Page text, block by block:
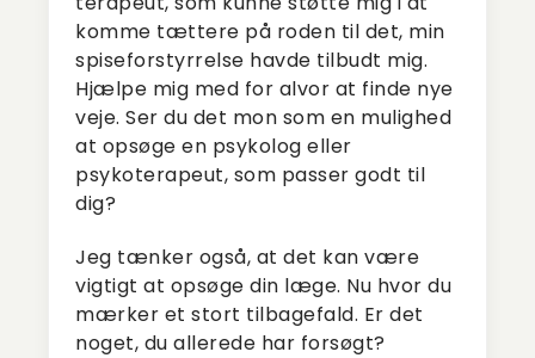
komme tættere på roden til det, min
spiseforstyrrelse havde tilbudt mig.
Hjælpe mig med for alvor at finde nye
veje. Ser du det mon som en mulighed
at opsøge en psykolog eller
psykoterapeut, som passer godt til
dig?
Jeg tænker også, at det kan være
vigtigt at opsøge din læge. Nu hvor du
mærker et stort tilbagefald. Er det
noget, du allerede har forsøgt?